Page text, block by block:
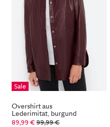
Sale
Overshirt aus
Lederimitat, burgund
89,99 € 99,99 €